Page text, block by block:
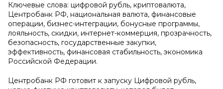
Ключевые слова: цифровой рубль, криптовалюта,
Центробанк РФ, национальная валюта, финансовые
операции, бизнес-интеграции, бонусные программы,
лояльность, скидки, интернет-коммерция, прозрачность,
безопасность, государственные закупки,
эффективность, финансовая стабильность, экономика
Российской Федерации.
Центробанк РФ готовит к запуску Цифровой рубль,